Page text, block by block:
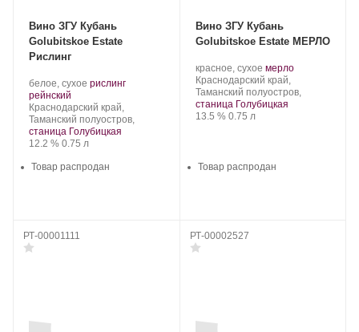
Вино ЗГУ Кубань
Golubitskoe Estate
Рислинг
Производитель:
Поместье
Голубицкое.
белое, сухое .
винограда:
рислинг
рейнский
Регион:
Краснодарский край,
Таманский полуостров,
станица Голубицкая
Крепость
12.2 %. Объем
0.75 л
Товар распродан
Вино ЗГУ Кубань
Golubitskoe Estate МЕРЛО
Производитель:
Поместье
Голубицкое.
красное, сухое .
Сорт
винограда:
мерло.
Регион:
Краснодарский край,
Таманский полуостров,
станица Голубицкая
Крепость
13.5 %. Объем
0.75 л
Товар распродан
РТ-00001111 РТ-00002527